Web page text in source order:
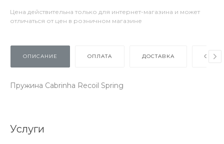
Цена действительна только для интернет-магазина и может
отличаться от цен в розничном магазине
ОПИСАНИЕ ОПЛАТА ДОСТАВКА
Пружина Cabrinha Recoil Spring
Услуги